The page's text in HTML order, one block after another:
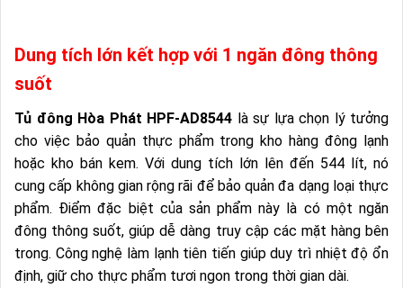
Dung tích lớn kết hợp với 1 ngăn đông thông
suốt
Tủ đông Hòa Phát HPF-AD8544 là sự lựa chọn lý tưởng
cho việc bảo quản thực phẩm trong kho hàng đông lạnh
hoặc kho bán kem. Với dung tích lớn lên đến 544 lít, nó
cung cấp không gian rộng rãi để bảo quản đa dạng loại thực
phẩm. Điểm đặc biệt của sản phẩm này là có một ngăn
đông thông suốt, giúp dễ dàng truy cập các mặt hàng bên
trong. Công nghệ làm lạnh tiên tiến giúp duy trì nhiệt độ ổn
định, giữ cho thực phẩm tươi ngon trong thời gian dài.